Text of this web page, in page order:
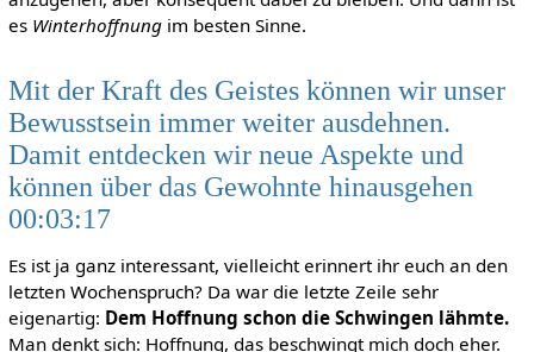
es Winterhoffnungim besten Sinne.
Mit der Kraft des Geistes können wir unser
Bewusstsein immer weiter ausdehnen.
Damit entdecken wir neue Aspekte und
können über das Gewohnte hinausgehen
00:03:17
Es ist ja ganz interessant, vielleicht erinnert ihr euch an den
letzten Wochenspruch? Da war die letzte Zeile sehr
eigenartig: Dem Hoffnung schon die Schwingen lähmte.
Man denkt sich: Hoffnung, das beschwingt mich doch eher.